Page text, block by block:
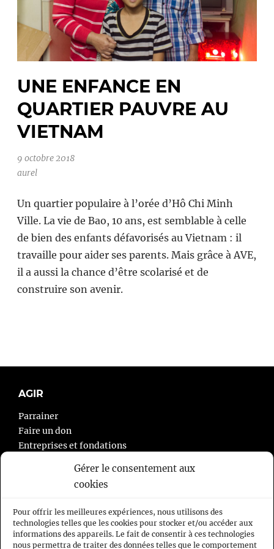
Gérer le consentement aux
cookies
Pour offrir les meilleures expériences, nous utilisons des
technologies telles que les cookies pour stocker et/ou accéder aux
informations des appareils. Le fait de consentir à ces technologies
nous permettra de traiter des données telles que le comportement
UNE ENFANCE EN
QUARTIER PAUVRE AU
VIETNAM
9 octobre 2018
aurel
Un quartier populaire à l’orée d’Hô Chi Minh
Ville. La vie de Bao, 10 ans, est semblable à celle
de bien des enfants défavorisés au Vietnam : il
travaille pour aider ses parents. Mais grâce à AVE,
il a aussi la chance d’être scolarisé et de
construire son avenir.
AGIR
Parrainer
Faire un don
Entreprises et fondations
L’association
Nous contacter